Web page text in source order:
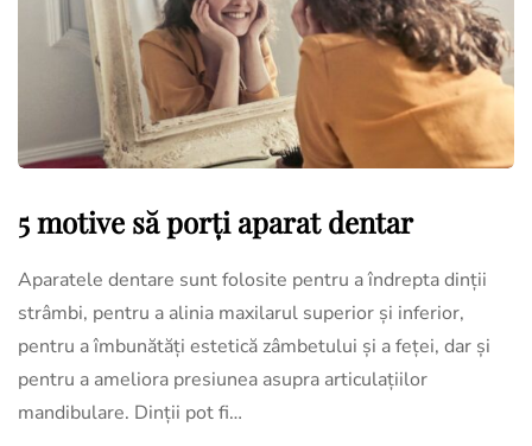
5 motive să porți aparat dentar
Aparatele dentare sunt folosite pentru a îndrepta dinții
strâmbi, pentru a alinia maxilarul superior și inferior,
pentru a îmbunătăți estetică zâmbetului și a feței, dar și
pentru a ameliora presiunea asupra articulațiilor
mandibulare. Dinții pot fi…